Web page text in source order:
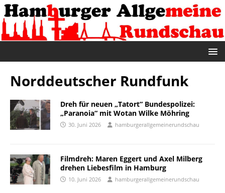
Norddeutscher Rundfunk
Dreh für neuen „Tatort“ Bundespolizei:
„Paranoia“ mit Wotan Wilke Möhring
30. Juni 2026 hamburgerallgemeinerundschau
Filmdreh: Maren Eggert und Axel Milberg
drehen Liebesfilm in Hamburg
10. Juni 2026 hamburgerallgemeinerundschau